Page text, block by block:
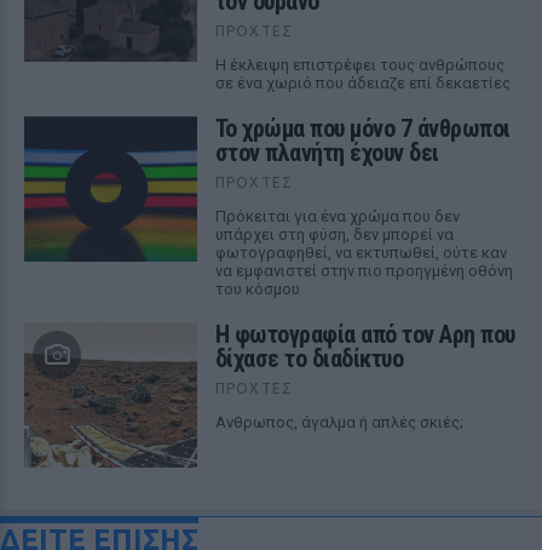
ΠΡΟΧΤΈΣ
Η έκλειψη επιστρέφει τους ανθρώπους
σε ένα χωριό που άδειαζε επί δεκαετίες
Το χρώμα που μόνο 7 άνθρωποι
στον πλανήτη έχουν δει
ΠΡΟΧΤΈΣ
Πρόκειται για ένα χρώμα που δεν
υπάρχει στη φύση, δεν μπορεί να
φωτογραφηθεί, να εκτυπωθεί, ούτε καν
να εμφανιστεί στην πιο προηγμένη οθόνη
του κόσμου
Η φωτογραφία από τον Αρη που
δίχασε το διαδίκτυο
ΠΡΟΧΤΈΣ
Ανθρωπος, άγαλμα ή απλές σκιές;
ΔΕΙΤΕ ΕΠΙΣΗΣ